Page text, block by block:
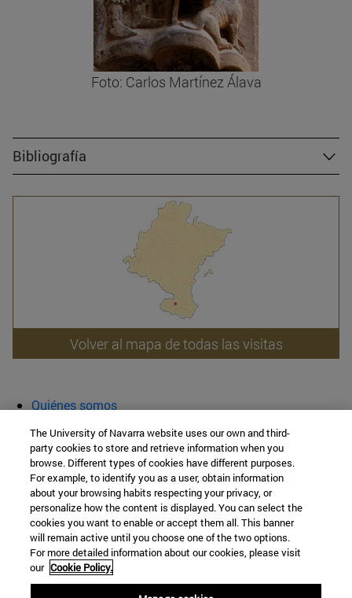
Foto: Carlos Martínez Álava
Bibliografía
Volver al mapa de todas las visitas
Quiénes somos
Aula abierta
Cátedra de Patrimonio y Arte Navarro
Facultad de Filosofía y Letras
Campus Universitario s/n
Navarra
The University of Navarra website uses our own and third-
party cookies to store and retrieve information when you
browse. Different types of cookies have different purposes.
For example, to identify you as a user, obtain information
about your browsing habits respecting your privacy, or
personalize how the content is displayed. You can select the
cookies you want to enable or accept them all. This banner
will remain active until you choose one of the two options.
For more detailed information about our cookies, please visit
our Cookie Policy.